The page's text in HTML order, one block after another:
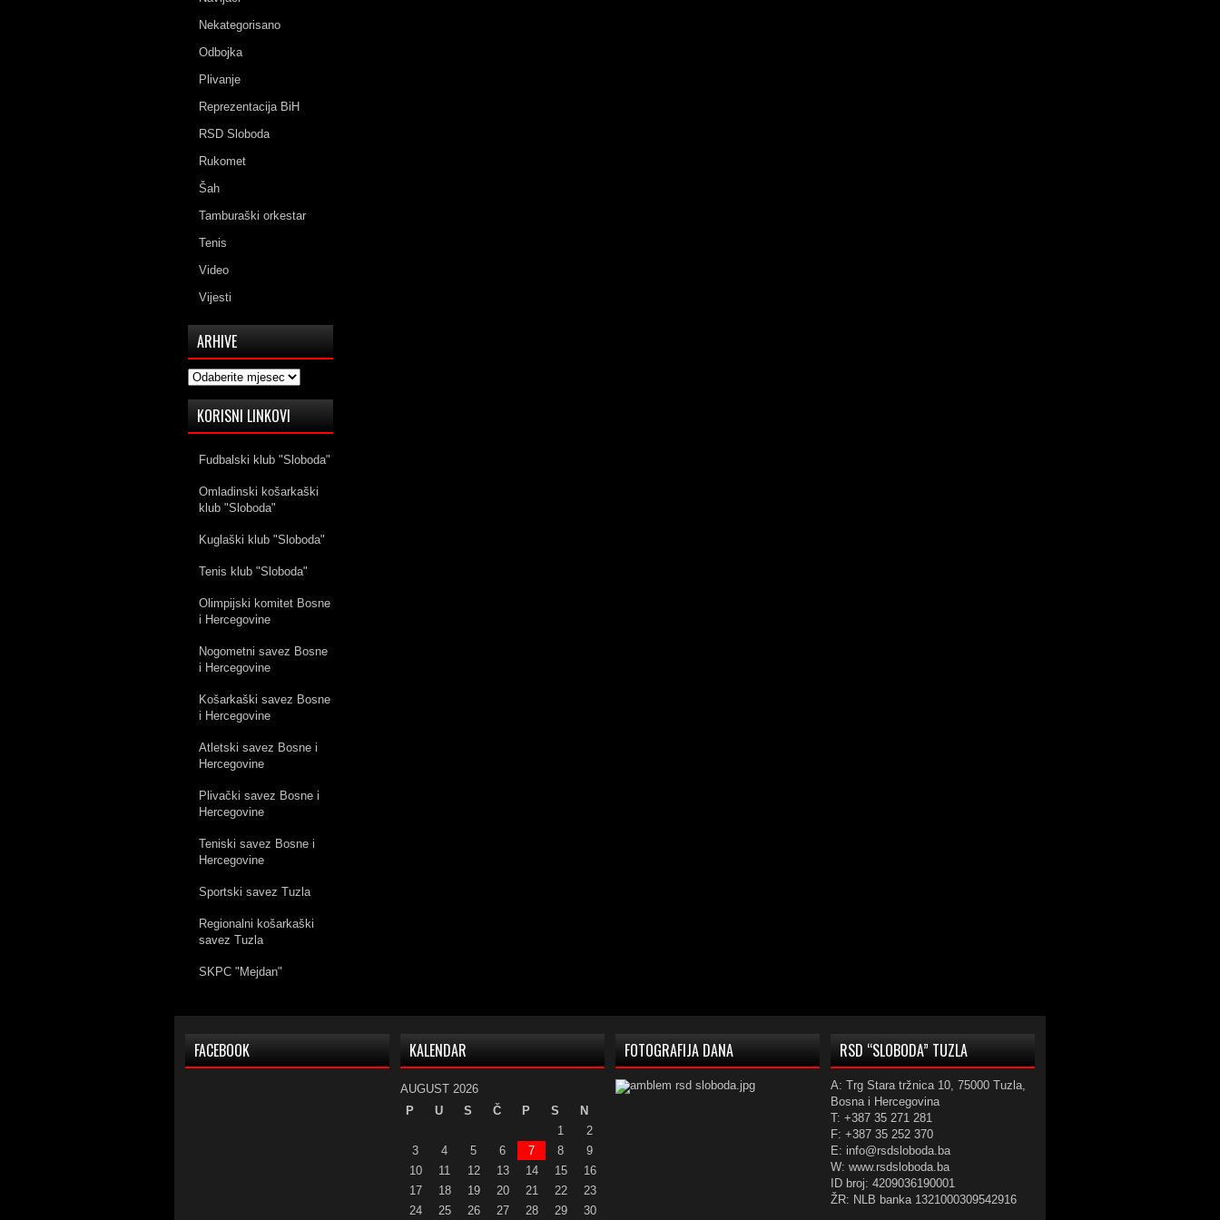
Nekategorisano
Odbojka
Plivanje
Reprezentacija BiH
RSD Sloboda
Rukomet
Šah
Tamburaški orkestar
Tenis
Video
Vijesti
ARHIVE
Arhive
KORISNI LINKOVI
Fudbalski klub "Sloboda"
Omladinski košarkaški
klub "Sloboda"
Kuglaški klub "Sloboda"
Tenis klub "Sloboda"
Olimpijski komitet Bosne
i Hercegovine
Nogometni savez Bosne
i Hercegovine
Košarkaški savez Bosne
i Hercegovine
Atletski savez Bosne i
Hercegovine
Plivački savez Bosne i
Hercegovine
Teniski savez Bosne i
Hercegovine
Sportski savez Tuzla
Regionalni košarkaški
savez Tuzla
SKPC "Mejdan"
FACEBOOK KALENDAR
AUGUST 2026
P
U S Č P S
N
1
2
3
4 5 6 7 8
9
10
11 12 13 14 15
16
17
18 19 20 21 22
23
24
25 26 27 28 29 30
FOTOGRAFIJA DANA RSD “SLOBODA” TUZLA
A: Trg Stara tržnica 10, 75000 Tuzla,
Bosna i Hercegovina
T: +387 35 271 281
F: +387 35 252 370
E: info@rsdsloboda.ba
W: www.rsdsloboda.ba
ID broj: 4209036190001
ŽR: NLB banka 1321000309542916